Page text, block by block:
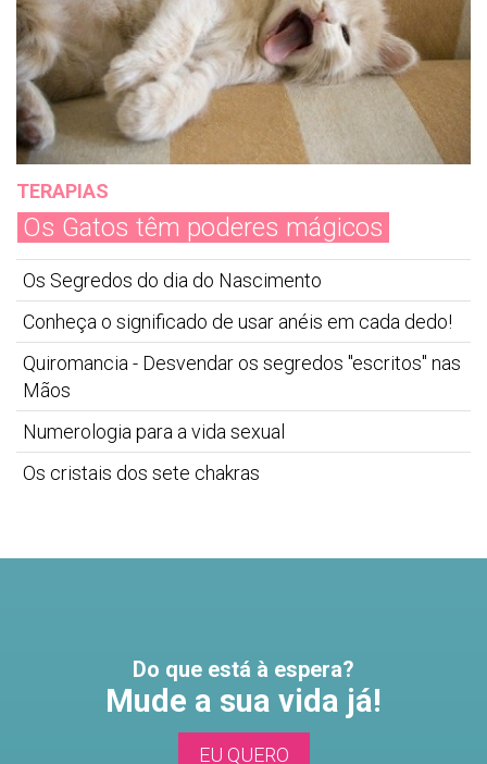
TERAPIAS
Os Gatos têm poderes mágicos
Os Segredos do dia do Nascimento
Conheça o significado de usar anéis em cada dedo!
Quiromancia - Desvendar os segredos "escritos" nas
Mãos
Numerologia para a vida sexual
Os cristais dos sete chakras
Do que está à espera?
Mude a sua vida já!
EU QUERO